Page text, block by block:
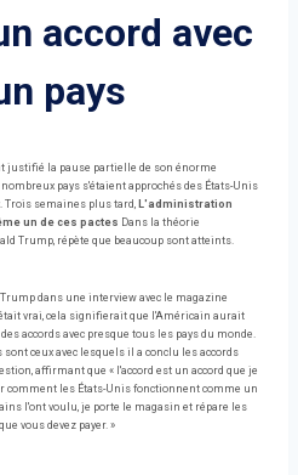
accord avec
pays
justifié la pause partielle de son énorme
pays s'étaient approchés des États-Unis
Trois semaines plus tard, L'administration
un de ces pactes Dans la théorie
Trump, répète que beaucoup sont atteints.
Trump dans une interview avec le magazine
vrai, cela signifierait que l'Américain aurait
accords avec presque tous les pays du monde.
ceux avec lesquels il a conclu les accords
affirmant que « l'accord est un accord que je
comment les États-Unis fonctionnent comme un
l'ont voulu, je porte le magasin et répare les
vous devez payer. »